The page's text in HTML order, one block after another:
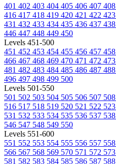
401 402 403 404 405 406 407 408
416 417 418 419 420 421 422 423
431 432 433 434 435 436 437 438
446 447 448 449 450
Levels 451-500
451 452 453 454 455 456 457 458
466 467 468 469 470 471 472 473
481 482 483 484 485 486 487 488
496 497 498 499 500
Levels 501-550
501 502 503 504 505 506 507 508
516 517 518 519 520 521 522 523
531 532 533 534 535 536 537 538
546 547 548 549 550
Levels 551-600
551 552 553 554 555 556 557 558
566 567 568 569 570 571 572 573
581 582 583 584 585 586 587 588